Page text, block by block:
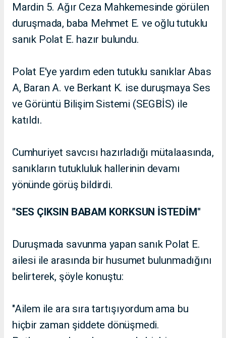
Mardin 5. Ağır Ceza Mahkemesinde görülen
duruşmada, baba Mehmet E. ve oğlu tutuklu
sanık Polat E. hazır bulundu.
Polat E'ye yardım eden tutuklu sanıklar Abas
A, Baran A. ve Berkant K. ise duruşmaya Ses
ve Görüntü Bilişim Sistemi (SEGBİS) ile
katıldı.
Cumhuriyet savcısı hazırladığı mütalaasında,
sanıkların tutukluluk hallerinin devamı
yönünde görüş bildirdi.
"SES ÇIKSIN BABAM KORKSUN İSTEDİM"
Duruşmada savunma yapan sanık Polat E.
ailesi ile arasında bir husumet bulunmadığını
belirterek, şöyle konuştu:
"Ailem ile ara sıra tartışıyordum ama bu
hiçbir zaman şiddete dönüşmedi.